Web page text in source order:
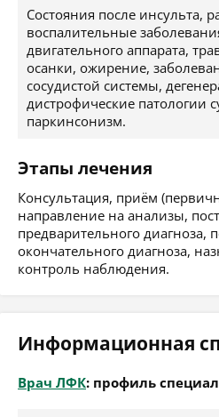
Состояния после инсульта,
воспалительные
двигательного аппарата,
осанки, ожирение,
сосудистой системы,
дистрофические патологии
паркинсонизм.
Этапы лечения
Консультация, приём
направление на анализы,
предварительного диагноза,
окончательного диагноза,
контроль наблюдения.
Информационная
Врач ЛФК: профиль